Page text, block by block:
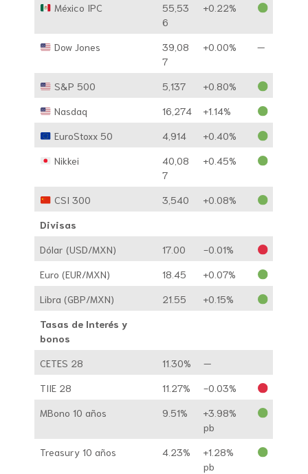
México IPC
55,53
6
+0.22%
Dow Jones
39,08
7
+0.00% —
S&P 500 5,137
+0.80%
Nasdaq
16,274
+1.14%
EuroStoxx 50
4,914
+0.40%
Nikkei
40,08
7
+0.45%
CSI 300 3,540
+0.08%
Divisas
Dólar (USD/MXN)
17.00
-0.01%
Euro (EUR/MXN)
18.45
+0.07%
Libra (GBP/MXN)
21.55
+0.15%
Tasas de Interés y
bonos
CETES 28
11.30%
—
TIIE 28
11.27%
-0.03%
MBono 10 años
9.51%
+3.98%
pb
Treasury 10 años
4.23%
+1.28%
pb